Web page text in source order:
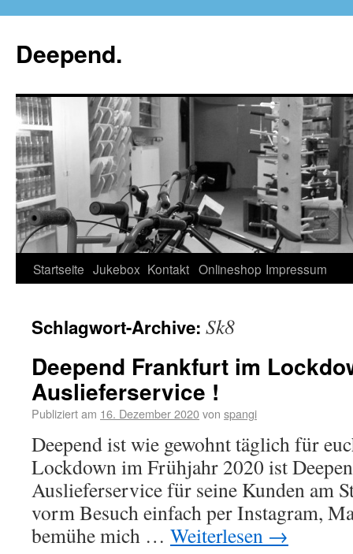
Deepend.
Startseite Jukebox Kontakt Onlineshop Impressum
Schlagwort-Archive: Sk8
Deepend Frankfurt im
Auslieferservice !
Publiziert am 16. Dezember 2020von spangi
Deepend ist wie gewohnt täglich für
Lockdown im Frühjahr 2020 ist
Auslieferservice für seine Kunden am
vorm Besuch einfach per Instagram,
bemühe mich … Weiterlesen →